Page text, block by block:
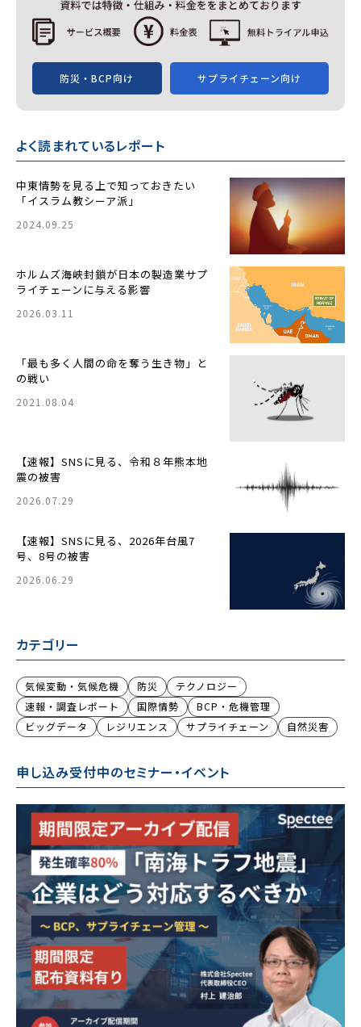
防災・BCP向け サプライチェーン向け
よく読まれているレポート
中東情勢を見る上で知っておきたい
「イスラム教シーア派」
2024.09.25
ホルムズ海峡封鎖が日本の製造業サプ
ライチェーンに与える影響
2026.03.11
「最も多く人間の命を奪う生き物」と
の戦い
2021.08.04
【速報】SNSに見る、令和８年熊本地
震の被害
2026.07.29
【速報】SNSに見る、2026年台風7
号、8号の被害
2026.06.29
カテゴリー
気候変動・気候危機 防災
テクノロジー
速報・調査レポート
国際情勢
BCP・危機管理
ビッグデータ
レジリエンス サプライチェーン 自然災害
申し込み受付中のセミナー・イベント